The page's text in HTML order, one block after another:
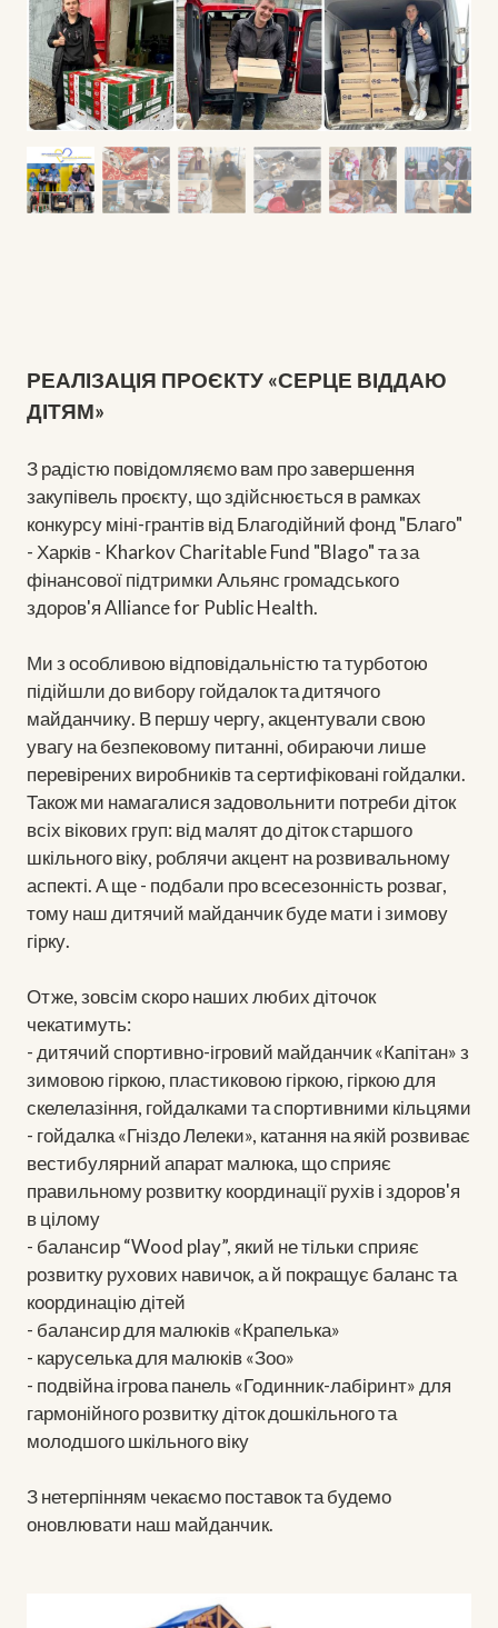
РЕАЛІЗАЦІЯ ПРОЄКТУ «СЕРЦЕ ВІДДАЮ
ДІТЯМ»
З радістю повідомляємо вам про завершення
закупівель проєкту, що здійснюється в рамках
конкурсу міні-грантів від Благодійний фонд "Благо"
- Харків - Kharkov Charitable Fund "Blago" та за
фінансової підтримки Альянс громадського
здоров'я Alliance for Public Health.
Ми з особливою відповідальністю та турботою
підійшли до вибору гойдалок та дитячого
майданчику. В першу чергу, акцентували свою
увагу на безпековому питанні, обираючи лише
перевірених виробників та сертифіковані гойдалки.
Також ми намагалися задовольнити потреби діток
всіх вікових груп: від малят до діток старшого
шкільного віку, роблячи акцент на розвивальному
аспекті. А ще - подбали про всесезонність розваг,
тому наш дитячий майданчик буде мати і зимову
гірку.
Отже, зовсім скоро наших любих діточок
чекатимуть:
- дитячий спортивно-ігровий майданчик «Капітан» з
зимовою гіркою, пластиковою гіркою, гіркою для
скелелазіння, гойдалками та спортивними кільцями
- гойдалка «Гніздо Лелеки», катання на якій розвиває
вестибулярний апарат малюка, що сприяє
правильному розвитку координації рухів і здоров'я
в цілому
- балансир “Wood play”, який не тільки сприяє
розвитку рухових навичок, а й покращує баланс та
координацію дітей
- балансир для малюків «Крапелька»
- каруселька для малюків «Зоо»
- подвійна ігрова панель «Годинник-лабіринт» для
гармонійного розвитку діток дошкільного та
молодшого шкільного віку
З нетерпінням чекаємо поставок та будемо
оновлювати наш майданчик.